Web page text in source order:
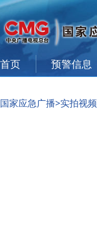
首页 预警信息
国家应急广播>实拍视频